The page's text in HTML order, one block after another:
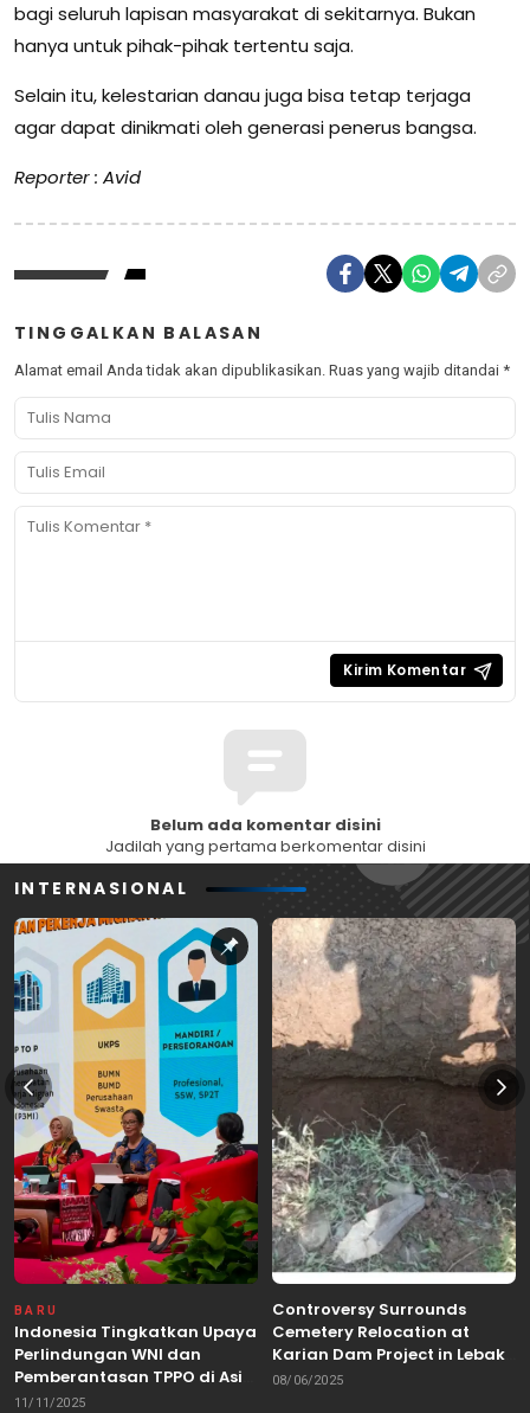
bagi seluruh lapisan masyarakat di sekitarnya. Bukan
hanya untuk pihak-pihak tertentu saja.
Selain itu, kelestarian danau juga bisa tetap terjaga
agar dapat dinikmati oleh generasi penerus bangsa.
Reporter : Avid
TINGGALKAN BALASAN
Alamat email Anda tidak akan dipublikasikan. Ruas yang wajib ditandai *
Belum ada komentar disini
Jadilah yang pertama berkomentar disini
INTERNASIONAL
BARU
Indonesia Tingkatkan Upaya
Perlindungan WNI dan
Pemberantasan TPPO di Asia
Tenggara
11/11/2025
Controversy Surrounds
Cemetery Relocation at
Karian Dam Project in Lebak,
Banten
08/06/2025